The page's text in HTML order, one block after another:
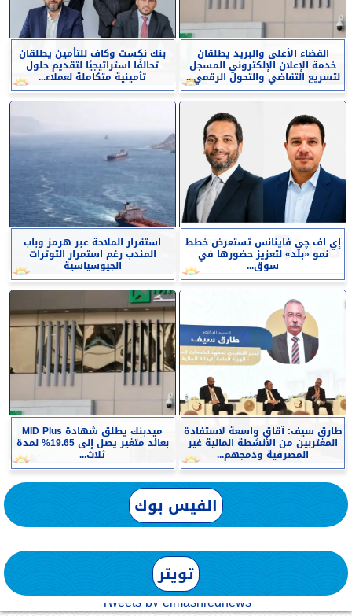
القضاء الأعلى والبريد يطلقان
خدمة الإعلان الإلكتروني المسجل
لتسريع التقاضي والتحول الرقمي...
بنك نكست وكاف للتأمين يطلقان
تحالفًا استراتيجيًا لتقديم حلول
تأمينية متكاملة لعملاء...
إي اف چي فاينانس تستعرض خطط
نمو «بلد» لتعزيز حضورها في
سوق...
استقرار الملاحة عبر هرمز وباب
المندب رغم استمرار التوترات
الجيوسياسية
طارق سيف: آقاق واسعة لاستفادة
المغتربين من الأنشطة المالية غير
المصرفية ودمجهم...
ميدبنك يطلق شهادة MID Plus
بعائد متغير يصل إلى 19.65% لمدة
ثلاث...
الفيس بوك
تويتر
Tweets by elmashreqnews